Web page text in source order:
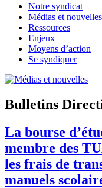
Notre syndicat
Médias et nouvelles
Ressources
Enjeux
Moyens d’action
Se syndiquer
Bulletins
La bourse
membre des
les frais de
manuels